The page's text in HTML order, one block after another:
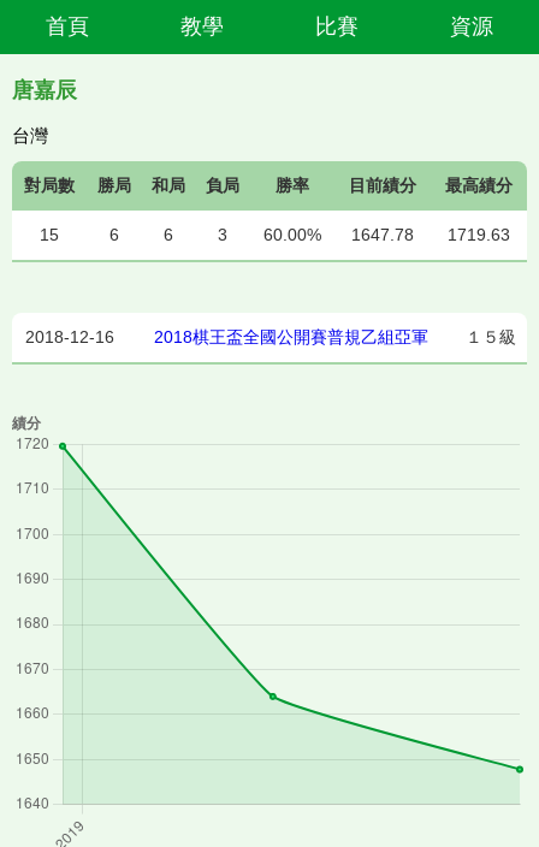
首頁 教學 比賽 資源
唐嘉辰
台灣
對局數 勝局 和局 負局 勝率 目前績分 最高績分
15 6 6 3 60.00% 1647.78 1719.63
2018-12-16 2018棋王盃全國公開賽普規乙組亞軍 １５級